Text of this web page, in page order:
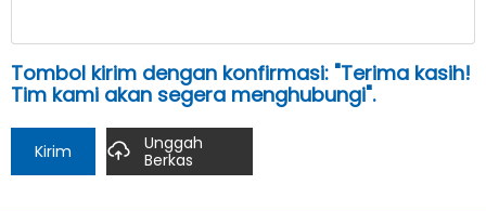
Tombol kirim dengan konfirmasi: "Terima kasih!
Tim kami akan segera menghubungi".
Kirim
Unggah
Berkas